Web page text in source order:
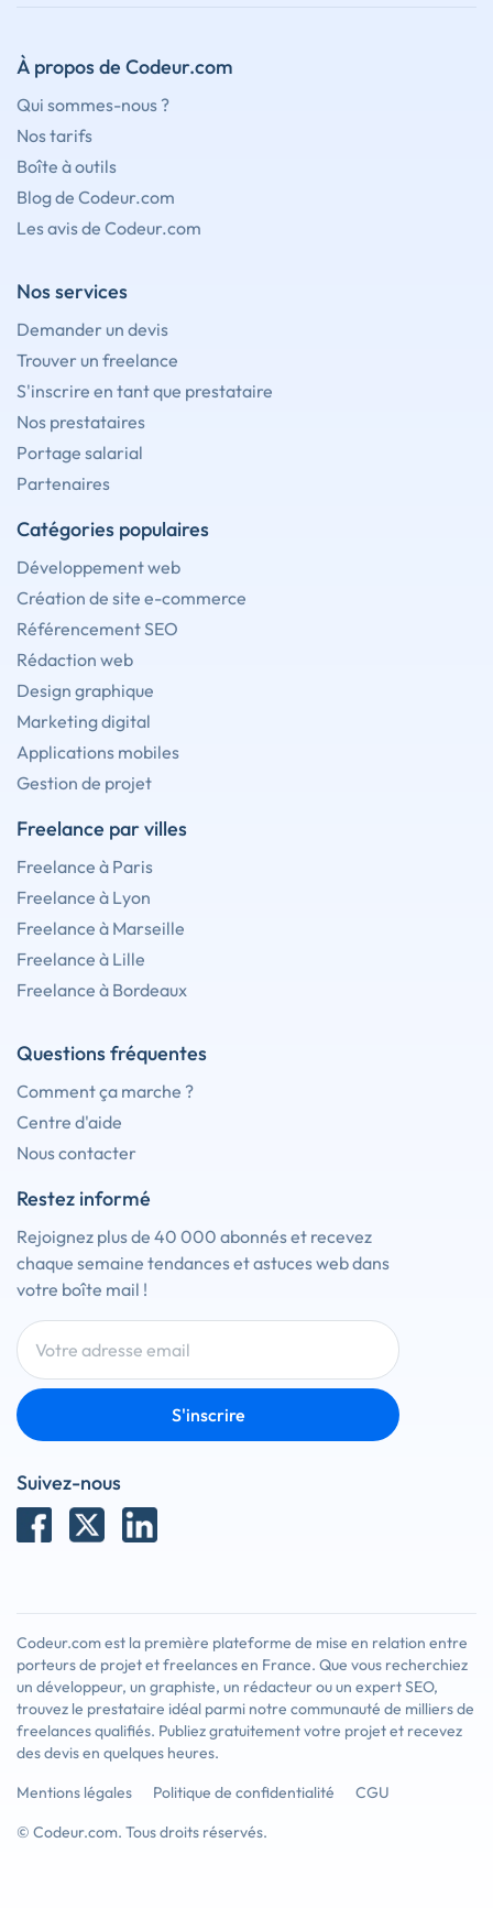
À propos de Codeur.com
Qui sommes-nous ?
Nos tarifs
Boîte à outils
Blog de Codeur.com
Les avis de Codeur.com
Nos services
Demander un devis
Trouver un freelance
S'inscrire en tant que prestataire
Nos prestataires
Portage salarial
Partenaires
Catégories populaires
Développement web
Création de site e-commerce
Référencement SEO
Rédaction web
Design graphique
Marketing digital
Applications mobiles
Gestion de projet
Freelance par villes
Freelance à Paris
Freelance à Lyon
Freelance à Marseille
Freelance à Lille
Freelance à Bordeaux
Questions fréquentes
Comment ça marche ?
Centre d'aide
Nous contacter
Restez informé
Rejoignez plus de 40 000 abonnés et recevez
chaque semaine tendances et astuces web dans
votre boîte mail !
S'inscrire
Suivez-nous
Codeur.com est la première plateforme de mise en relation entre
porteurs de projet et freelances en France. Que vous recherchiez
un développeur, un graphiste, un rédacteur ou un expert SEO,
trouvez le prestataire idéal parmi notre communauté de milliers de
freelances qualifiés. Publiez gratuitement votre projet et recevez
des devis en quelques heures.
Mentions légales
Politique de confidentialité
CGU
© Codeur.com. Tous droits réservés.